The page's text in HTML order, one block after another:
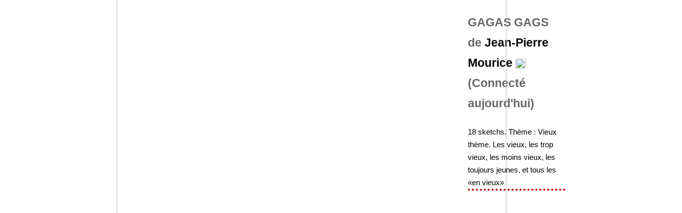
GAGAS GAGS
deJean-Pierre
Mourice
(Connecté
aujourd'hui)
18 sketchs. Thème : Vieux
thème. Les vieux, les trop
vieux, les moins vieux, les
toujours jeunes, et tous les
«en vieux»